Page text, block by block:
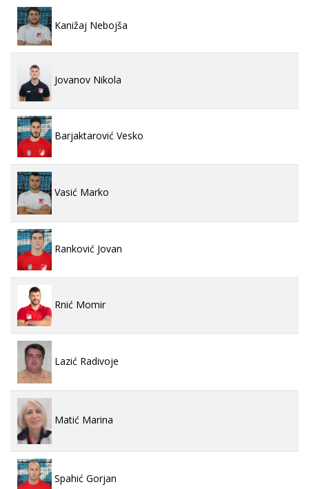
Kanižaj Nebojša
Jovanov Nikola
Barjaktarović Vesko
Vasić Marko
Ranković Jovan
Rnić Momir
Lazić Radivoje
Matić Marina
Spahić Gorjan